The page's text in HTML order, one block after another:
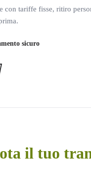
con tariffe fisse, ritiro
sicuro
il tuo